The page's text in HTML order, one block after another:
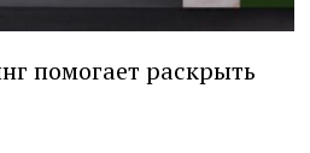
помогает раскрыть